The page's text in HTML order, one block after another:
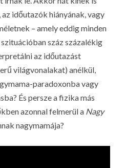
időutazók hiányának, vagy
– amely eddig minden
száz százalékig
az időutazást
világvonalakat) anélkül,
paradoxonba vagy
És persze a fizika más
azonnal felmerül a Nagy
nagymamája?